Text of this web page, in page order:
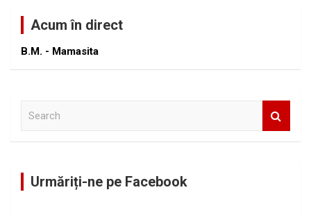
Acum în direct
B.M. - Mamasita
Urmăriți-ne pe Facebook